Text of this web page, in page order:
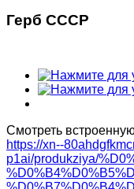
Герб СССР
Смотреть
https://xn--
p1ai/produkziya/